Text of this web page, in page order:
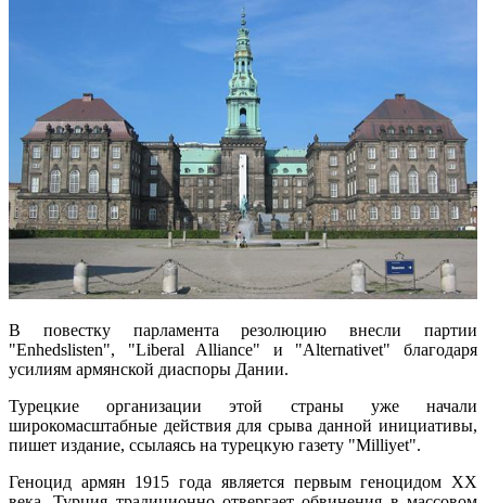
В повестку парламента резолюцию внесли партии
"Enhedslisten", "Liberal Alliance" и "Alternativet" благодаря
усилиям армянской диаспоры Дании.
Турецкие организации этой страны уже начали
широкомасштабные действия для срыва данной инициативы,
пишет издание, ссылаясь на турецкую газету "Milliyet".
Геноцид армян 1915 года является первым геноцидом ХХ